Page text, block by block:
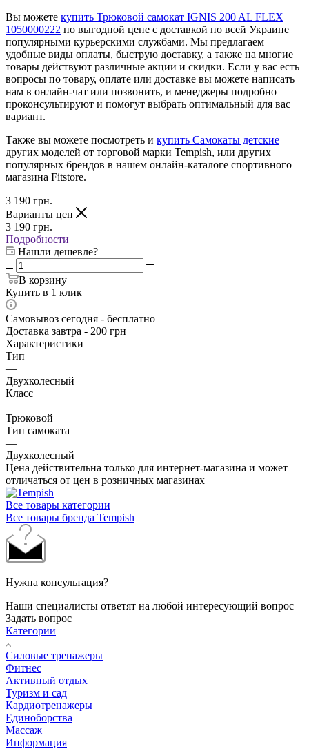
Вы можете купить Трюковой самокат IGNIS 200 AL FLEX
1050000222 по выгодной цене с доставкой по всей Украине
популярными курьерскими службами. Мы предлагаем
удобные виды оплаты, быструю доставку, а также на многие
товары действуют различные акции и скидки. Если у вас есть
вопросы по товару, оплате или доставке вы можете написать
нам в онлайн-чат или позвонить, и менеджеры подробно
проконсультируют и помогут выбрать оптимальный для вас
вариант.
Также вы можете посмотреть и купить Самокаты детские
других моделей от торговой марки Tempish, или других
популярных брендов в нашем онлайн-каталоге спортивного
магазина Fitstore.
3 190 грн.
Варианты цен
3 190 грн.
Подробности
Нашли дешевле?
В корзину
Купить в 1 клик
Самовывоз сегодня - бесплатно
Доставка завтра - 200 грн
Характеристики
Тип
—
Двухколесный
Класс
—
Трюковой
Тип самоката
—
Двухколесный
Цена действительна только для интернет-магазина и может
отличаться от цен в розничных магазинах
Все товары категории
Все товары бренда Tempish
Нужна консультация?
Наши специалисты ответят на любой интересующий вопрос
Задать вопрос
Категории
Силовые тренажеры
Фитнес
Активный отдых
Туризм и сад
Кардиотренажеры
Единоборства
Массаж
Информация